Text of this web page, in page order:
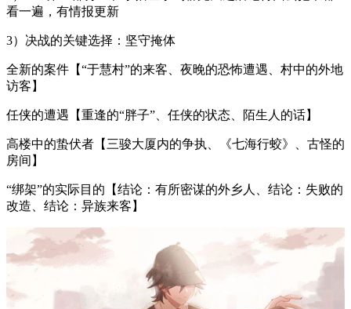
看一遍，有情报更新
3）决战的关键选择：坚守掩体
全新的案件【“于慧村”的来客、夜晚的恐怖遭遇、村中的外地
访客】
任侠的遭遇【重逢的“胖子”、任侠的状态、陌生人的话】
高楼中的蛰伏者【三骏大厦内的争执、《七海行蛟》、古怪的
房间】
“绑架”的实际目的【结论：有所密谋的外乡人、结论：失败的
改造、结论：异族来客】